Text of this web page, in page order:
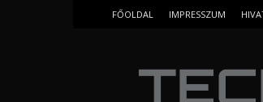
FŐOLDAL IMPRESSZUM